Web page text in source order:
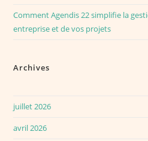
Comment Agendis 22 simplifie la
entreprise et de vos projets
Archives
juillet 2026
avril 2026